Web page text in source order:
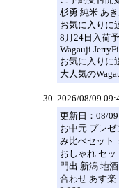
杉勇 純米 あ
お気に入りに
8月24日入荷
Wagauji
お気に入りに
大人気の
2026/08/09
更新日：08/09
お中元 プレ
み比べセット
おしゃれ セ
門出 新潟 地
合わせ あす楽